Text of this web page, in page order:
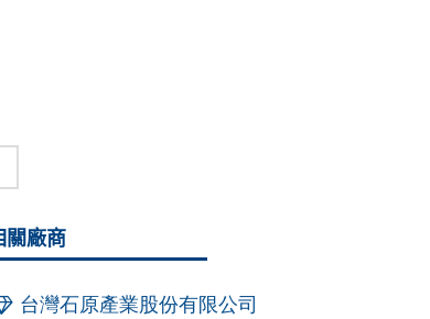
關廠商
台灣石原產業股份有限公司